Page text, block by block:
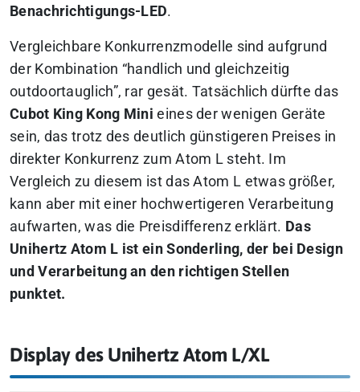
Benachrichtigungs-LED.
Vergleichbare Konkurrenzmodelle sind aufgrund
der Kombination “handlich und gleichzeitig
outdoortauglich”, rar gesät. Tatsächlich dürfte das
Cubot King Kong Mini eines der wenigen Geräte
sein, das trotz des deutlich günstigeren Preises in
direkter Konkurrenz zum Atom L steht. Im
Vergleich zu diesem ist das Atom L etwas größer,
kann aber mit einer hochwertigeren Verarbeitung
aufwarten, was die Preisdifferenz erklärt. Das
Unihertz Atom L ist ein Sonderling, der bei Design
und Verarbeitung an den richtigen Stellen
punktet.
Display des Unihertz Atom L/XL